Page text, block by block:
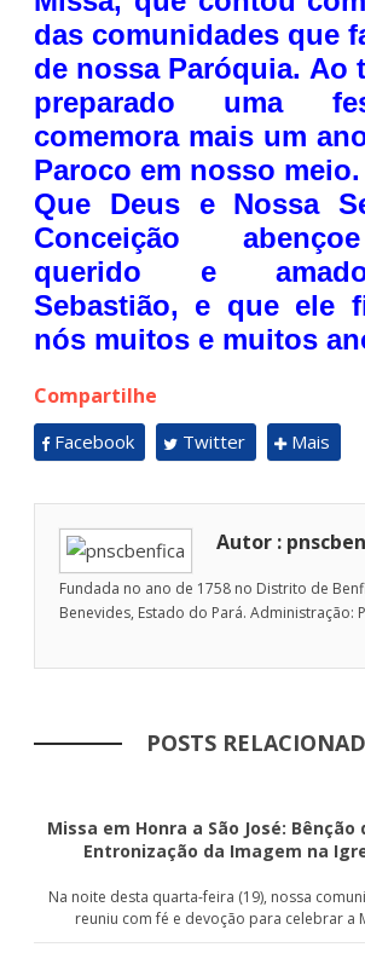
das comunidades que
de nossa Paróquia. Ao
preparado uma
comemora mais um
Paroco em nosso meio.
Que Deus e Nossa
Conceição
querido e
Sebastião, e que ele
nós muitos e muitos
Compartilhe
Facebook Twitter Mais
Autor :
Fundada no ano de 1758 no Distrito de
Benevides, Estado do Pará. Administração:
POSTS
Missa em Honra a São José: Bênção
Entronização da Imagem na
Na noite desta quarta-feira (19), nossa
reuniu com fé e devoção para celebrar a